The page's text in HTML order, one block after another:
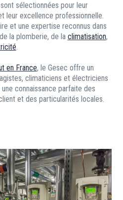
sélectionnées pour leur
leur excellence professionnelle.
et une expertise reconnus dans
la plomberie, de la climatisation,
.
en France, le Gesec offre un
climaticiens et électriciens
connaissance parfaite des
et des particularités locales.